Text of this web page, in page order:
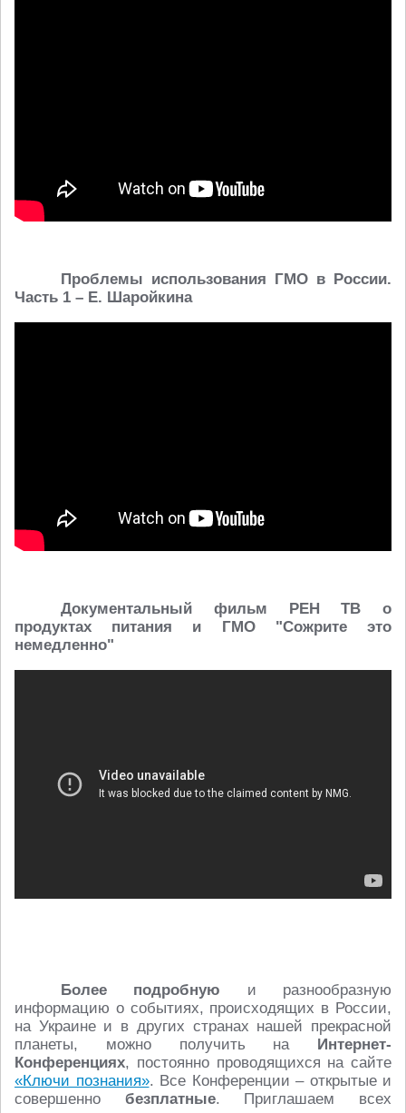
Проблемы использования ГМО в России.
Часть 1 – Е. Шаройкина
Документальный фильм РЕН ТВ о
продуктах питания и ГМО "Сожрите это
немедленно"
Более подробную и разнообразную
информацию о событиях, происходящих в России,
на Украине и в других странах нашей прекрасной
планеты, можно получить на Интернет-
Конференциях, постоянно проводящихся на сайте
«Ключи познания». Все Конференции – открытые и
совершенно безплатные. Приглашаем всех